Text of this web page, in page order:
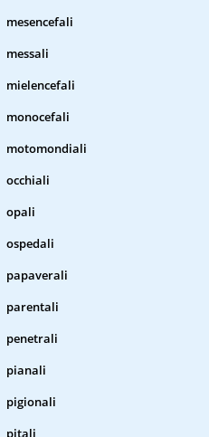
mesencefali
messali
mielencefali
monocefali
motomondiali
occhiali
opali
ospedali
papaverali
parentali
penetrali
pianali
pigionali
pitali